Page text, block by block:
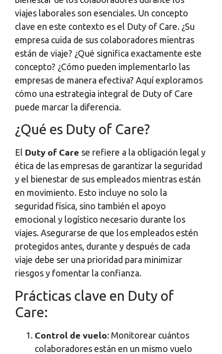
viajes laborales son esenciales. Un concepto
clave en este contexto es el Duty of Care. ¿Su
empresa cuida de sus colaboradores mientras
están de viaje? ¿Qué significa exactamente este
concepto? ¿Cómo pueden implementarlo las
empresas de manera efectiva? Aquí exploramos
cómo una estrategia integral de Duty of Care
puede marcar la diferencia.
¿Qué es Duty of Care?
El Duty of Care se refiere a la obligación legal y
ética de las empresas de garantizar la seguridad
y el bienestar de sus empleados mientras están
en movimiento. Esto incluye no solo la
seguridad física, sino también el apoyo
emocional y logístico necesario durante los
viajes. Asegurarse de que los empleados estén
protegidos antes, durante y después de cada
viaje debe ser una prioridad para minimizar
riesgos y fomentar la confianza.
Prácticas clave en Duty of
Care:
Control de vuelo: Monitorear cuántos
colaboradores están en un mismo vuelo